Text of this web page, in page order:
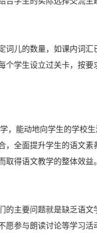
儿的数量，如课内词
学生设立过关卡，按
，能动地向学生的学校
全面提升学生的语文
得语文教学的整体效益。
主要问题就是缺乏语
参与朗读讨论等学习